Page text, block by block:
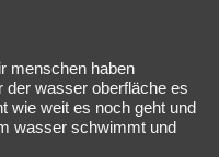
menschen haben
der wasser oberfläche es
wie weit es noch geht und
wasser schwimmt und